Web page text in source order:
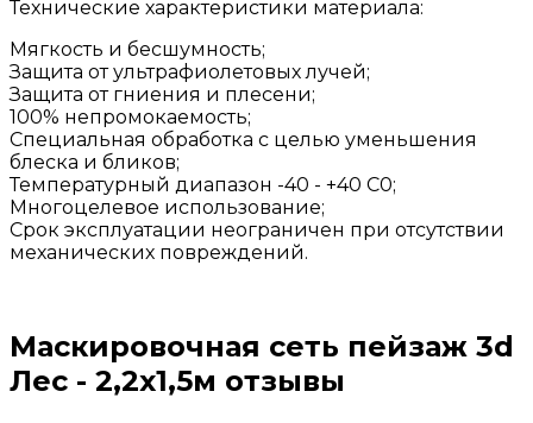
Технические характеристики материала:
Мягкость и бесшумность;
Защита от ультрафиолетовых лучей;
Защита от гниения и плесени;
100% непромокаемость;
Специальная обработка с целью уменьшения
блеска и бликов;
Температурный диапазон -40 - +40 C0;
Многоцелевое использование;
Срок эксплуатации неограничен при отсутствии
механических повреждений.
Маскировочная сеть пейзаж 3d
Лес - 2,2х1,5м отзывы